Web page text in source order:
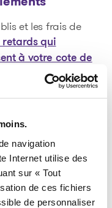
navigation
Internet utilise des
sur « Tout
de ces fichiers
de personnaliser
et les frais de
retards qui
à votre cote de
crée des
exemple aider
en restauration
votre quartier.
vous